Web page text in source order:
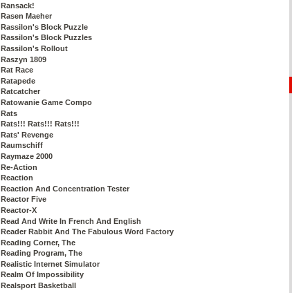
Ransack!
Rasen Maeher
Rassilon's Block Puzzle
Rassilon's Block Puzzles
Rassilon's Rollout
Raszyn 1809
Rat Race
Ratapede
Ratcatcher
Ratowanie Game Compo
Rats
Rats!!! Rats!!! Rats!!!
Rats' Revenge
Raumschiff
Raymaze 2000
Re-Action
Reaction
Reaction And Concentration Tester
Reactor Five
Reactor-X
Read And Write In French And English
Reader Rabbit And The Fabulous Word Factory
Reading Corner, The
Reading Program, The
Realistic Internet Simulator
Realm Of Impossibility
Realsport Basketball